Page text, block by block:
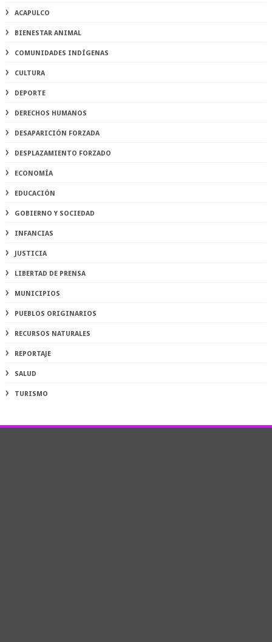
ACAPULCO
BIENESTAR ANIMAL
COMUNIDADES INDÍGENAS
CULTURA
DEPORTE
DERECHOS HUMANOS
DESAPARICIÓN FORZADA
DESPLAZAMIENTO FORZADO
ECONOMÍA
EDUCACIÓN
GOBIERNO Y SOCIEDAD
INFANCIAS
JUSTICIA
LIBERTAD DE PRENSA
MUNICIPIOS
PUEBLOS ORIGINARIOS
RECURSOS NATURALES
REPORTAJE
SALUD
TURISMO